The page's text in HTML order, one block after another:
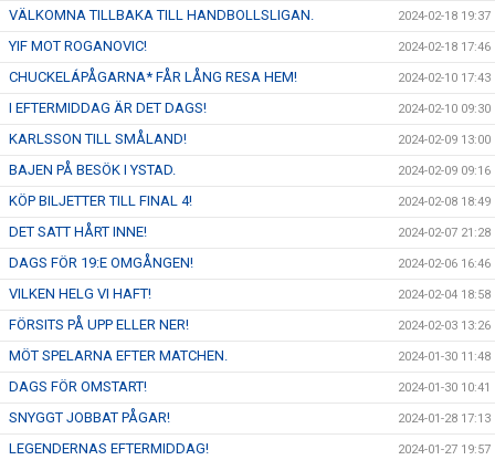
VÄLKOMNA TILLBAKA TILL HANDBOLLSLIGAN. 2024-02-18 19:37
YIF MOT ROGANOVIC! 2024-02-18 17:46
CHUCKELÁPÅGARNA* FÅR LÅNG RESA HEM! 2024-02-10 17:43
I EFTERMIDDAG ÄR DET DAGS! 2024-02-10 09:30
KARLSSON TILL SMÅLAND! 2024-02-09 13:00
BAJEN PÅ BESÖK I YSTAD. 2024-02-09 09:16
KÖP BILJETTER TILL FINAL 4! 2024-02-08 18:49
DET SATT HÅRT INNE! 2024-02-07 21:28
DAGS FÖR 19:E OMGÅNGEN! 2024-02-06 16:46
VILKEN HELG VI HAFT! 2024-02-04 18:58
FÖRSITS PÅ UPP ELLER NER! 2024-02-03 13:26
MÖT SPELARNA EFTER MATCHEN. 2024-01-30 11:48
DAGS FÖR OMSTART! 2024-01-30 10:41
SNYGGT JOBBAT PÅGAR! 2024-01-28 17:13
LEGENDERNAS EFTERMIDDAG! 2024-01-27 19:57